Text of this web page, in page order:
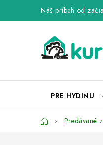
Náš príbeh od
PRE HYDINU
DomovPredávané